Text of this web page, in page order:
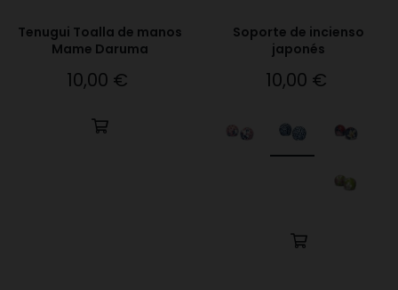
Tenugui Toalla de manos
Mame Daruma
Precio
10,00 €
Soporte de incienso
japonés
Precio
10,00 €